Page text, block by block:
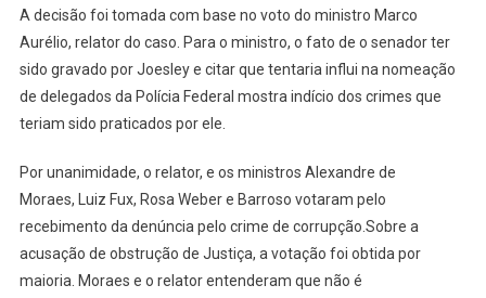
DE
JUSTIÇA
A decisão foi tomada com base no voto do ministro Marco
Aurélio, relator do caso. Para o ministro, o fato de o senador ter
sido gravado por Joesley e citar que tentaria influi na nomeação
de delegados da Polícia Federal mostra indício dos crimes que
teriam sido praticados por ele.
Por unanimidade, o relator, e os ministros Alexandre de
Moraes, Luiz Fux, Rosa Weber e Barroso votaram pelo
recebimento da denúncia pelo crime de corrupção.Sobre a
acusação de obstrução de Justiça, a votação foi obtida por
maioria. Moraes e o relator entenderam que não é